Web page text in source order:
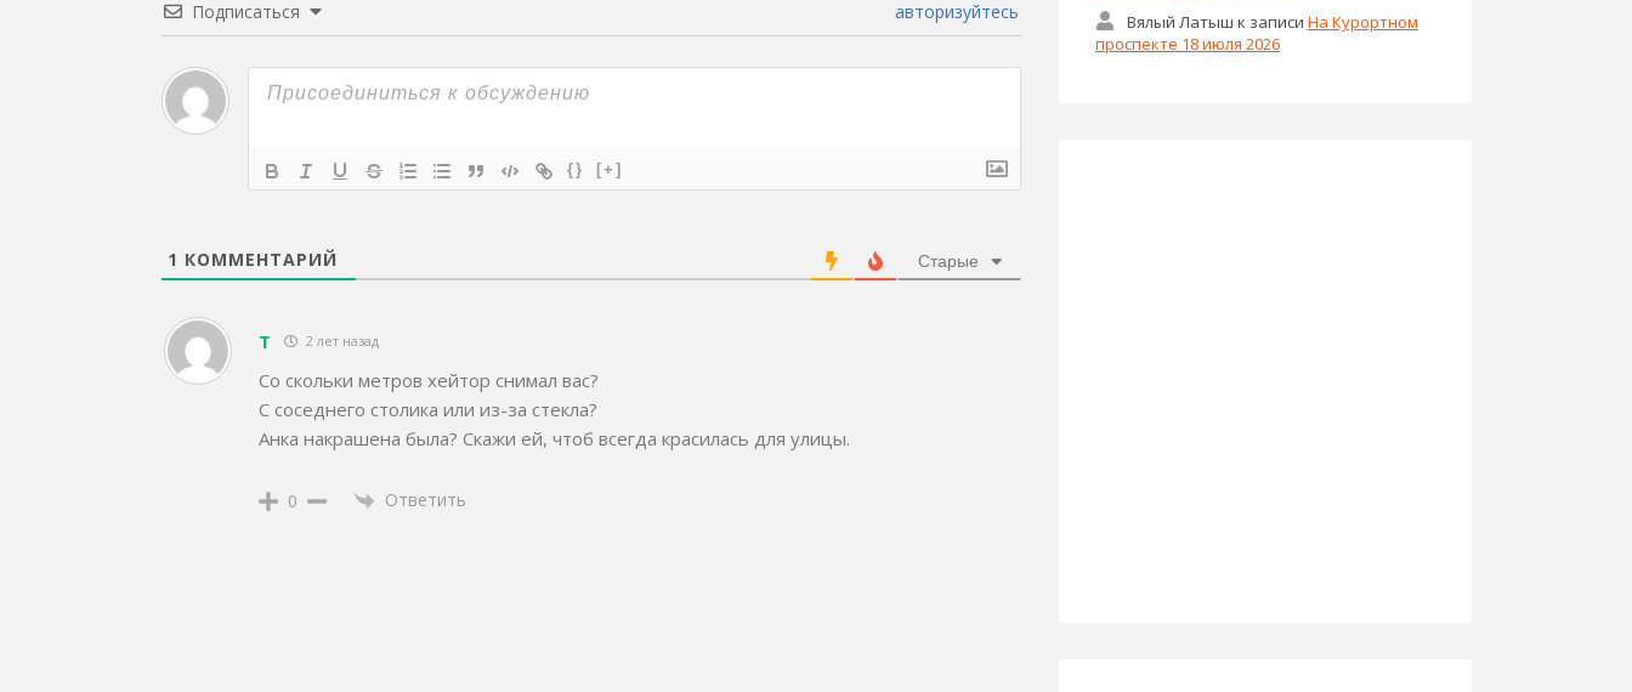
Подписаться авторизуйтесь
{} [+]
1 КОММЕНТАРИЙ Старые
Т 2 лет назад
Со скольки метров хейтор снимал вас?
С соседнего столика или из-за стекла?
Анка накрашена была? Скажи ей, чтоб всегда красилась для улицы.
0 Ответить
Вялый Латыш к записи На Курортном
проспекте 18 июля 2026